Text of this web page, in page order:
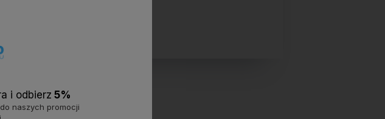
i odbierz 5%
naszych promocji